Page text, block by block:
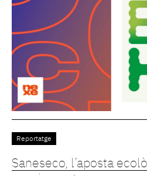
Reportatge
Saneseco, l’aposta